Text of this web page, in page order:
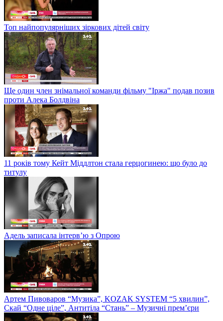
Топ найпопулярніших зіркових дітей світу
Ще один член знімальної команди фільму "Іржа" подав позив
проти Алека Болдвіна
11 років тому Кейт Міддлтон стала герцогинею: що було до
титулу
Адель записала інтерв’ю з Опрою
Артем Пивоваров “Музика”, KOZAK SYSTEM “5 хвилин”,
Скай “Одне ціле”, Антитіла “Стань” – Музичні прем’єри